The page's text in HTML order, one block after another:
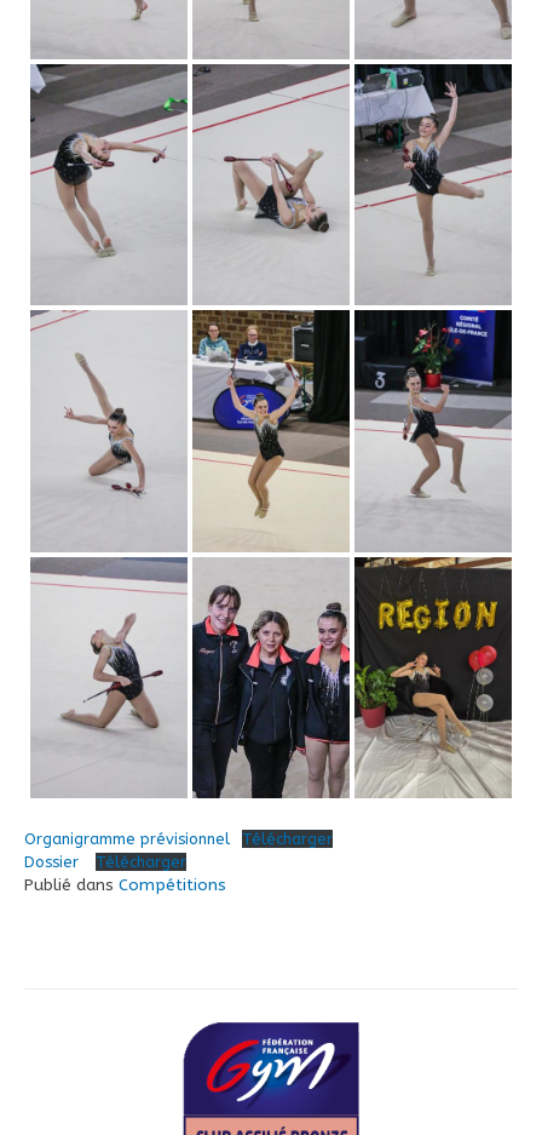
Organigramme prévisionnel
Télécharger
Dossier
Télécharger
Publié dans Compétitions